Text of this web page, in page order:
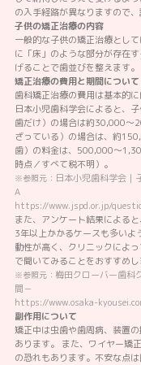
の入手経路が異なりますので
子供の矯正治療の内容
一般的な子供の矯正治療とし
に「床」のような部分が存在
げることで歯並びを整えます。
矯正治療の費用と期間について
歯科矯正治療の費用は基本的
日本小児歯科学会によると、
歯だけ）の場合は約30,000～
ざっている）の場合は、約
歯）の料金は、500,000～
時点／すべて税不明）。
※参照元： 日本小児歯科学会｜
A
https://www.jspd.or.jp/
また、アンケート結果による
3年以上かかるケースも多い
動性が高く、クリニックによ
で聞いてみることをおすすめし
※参照元： 梅田クローバー歯科
間－
https://www.osaka-
副作用について
矯正中は虫歯や歯周病、装置
あります。 また、ワイヤー矯
の恐れもあります。不安な点